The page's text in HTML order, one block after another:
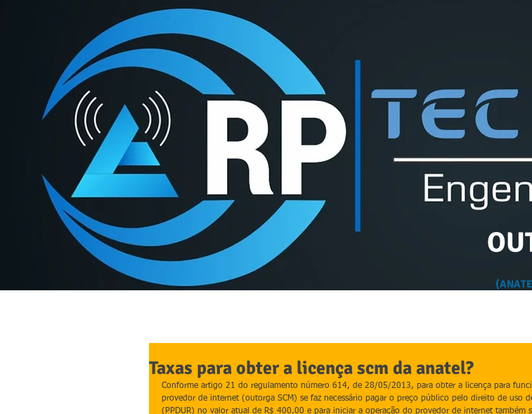
Taxas para obter a licença scm da anatel?
Conforme artigo 21 do regulamento número 614, de 28/05/2013, para obter a licença para
provedor de internet (outorga SCM) se faz necessário pagar o preço público pelo direito de uso
(PPDUR) no valor atual de R$ 400,00 e para iniciar a operação do provedor de internet também